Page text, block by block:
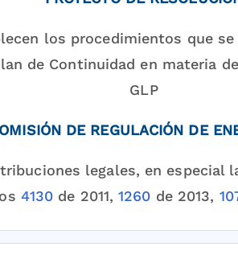
los procedimientos que
de Continuidad en materia
GLP
DE REGULACIÓN DE
legales, en especial
4130 de 2011,1260 de 2013,
CONSIDERANDO QUE: